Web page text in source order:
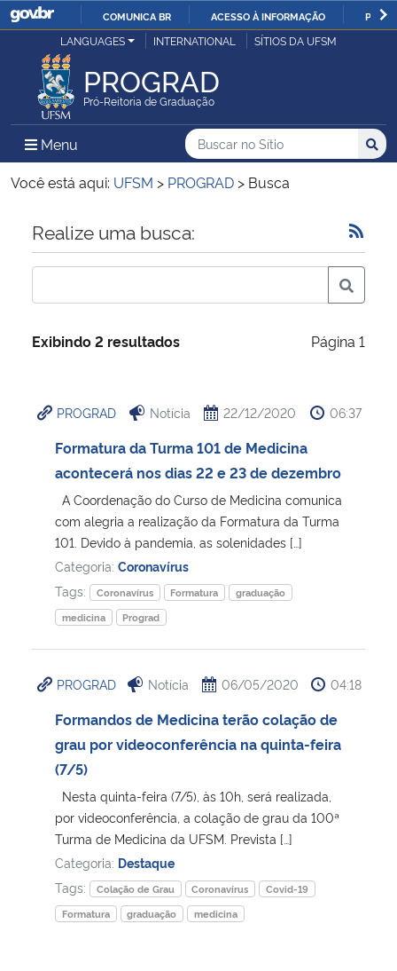
IR
O
COMUNICA BR ACESSO À INFORMAÇÃO
Ministério da Justiça e Segurança Pública
Ministério da Defesa
Ministério das Relações Exteriores
Ministério da Economia
Ministério da Infraestrutura
Ministério da Cidadania
Ministério de Minas e Energia
Ministério da Ciência, Tecnologia, Inovações e Comunicações
Ministério do Meio Ambiente
Ministério do Turismo
Ministério do Desenvolvimento Regional
Controladoria-Geral da União
Ministério da Mulher, da Família e dos Direitos Humanos
Secretaria-Geral
Secretaria de Governo
LANGUAGES INTERNATIONAL SÍTIOS DA UFSM
PROGRAD
Pró-Reitoria de Graduação
Menu Menu Principal do Sítio
Busca
Buscar no no Sítio
Busca:
Você está aqui: UFSM > PROGRAD > Busca
Início do conteúdo
Realize uma busca:
Exibindo 2 resultados Página 1
PROGRAD Notícia 22/12/2020 06:37
Formatura da Turma 101 de Medicina
acontecerá nos dias 22 e 23 de dezembro
A Coordenação do Curso de Medicina comunica
com alegria a realização da Formatura da Turma
101. Devido à pandemia, as solenidades […]
Categoria: Coronavírus
Tags:
Coronavírus Formatura
graduação
medicina
Prograd
PROGRAD Notícia 06/05/2020 04:18
Formandos de Medicina terão colação de
grau por videoconferência na quinta-feira
(7/5)
Nesta quinta-feira (7/5), às 10h, será realizada,
por videoconferência, a colação de grau da 100ª
Turma de Medicina da UFSM. Prevista […]
Categoria: Destaque
Tags:
Colação de Grau Coronavírus
Covid-19
Formatura
graduação medicina